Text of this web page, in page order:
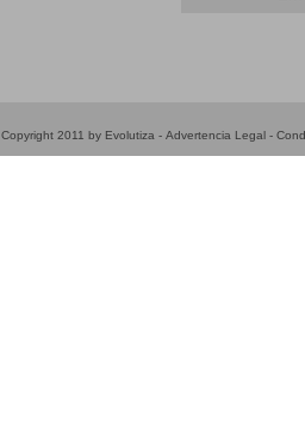
Copyright 2011 by Evolutiza - Advertencia Legal -